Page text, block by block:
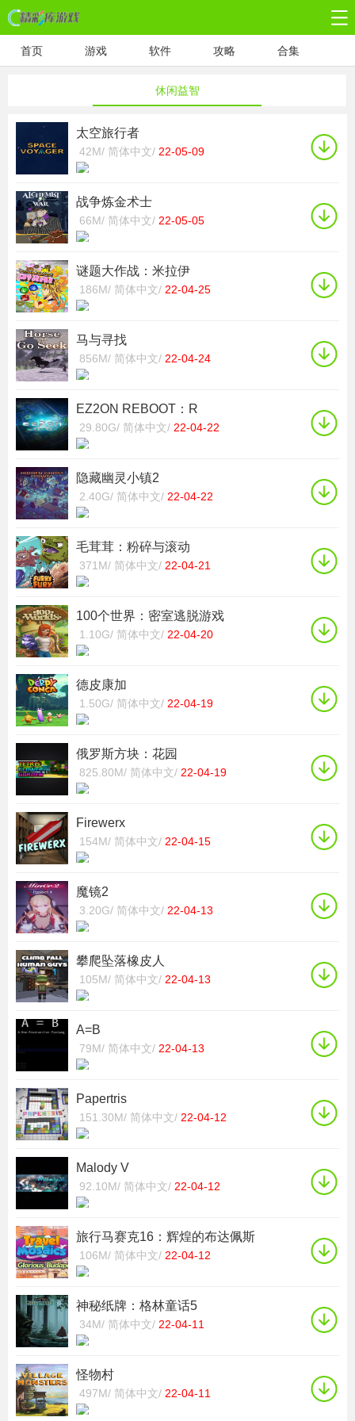
首页 游戏 软件 攻略 合集
休闲益智
太空旅行者
42M/ 简体中文/ 22-05-09
战争炼金术士
66M/ 简体中文/ 22-05-05
谜题大作战：米拉伊
186M/ 简体中文/ 22-04-25
马与寻找
856M/ 简体中文/ 22-04-24
EZ2ON REBOOT：R
29.80G/ 简体中文/ 22-04-22
隐藏幽灵小镇2
2.40G/ 简体中文/ 22-04-22
毛茸茸：粉碎与滚动
371M/ 简体中文/ 22-04-21
100个世界：密室逃脱游戏
1.10G/ 简体中文/ 22-04-20
德皮康加
1.50G/ 简体中文/ 22-04-19
俄罗斯方块：花园
825.80M/ 简体中文/ 22-04-19
Firewerx
154M/ 简体中文/ 22-04-15
魔镜2
3.20G/ 简体中文/ 22-04-13
攀爬坠落橡皮人
105M/ 简体中文/ 22-04-13
A=B
79M/ 简体中文/ 22-04-13
Papertris
151.30M/ 简体中文/ 22-04-12
Malody V
92.10M/ 简体中文/ 22-04-12
旅行马赛克16：辉煌的布达佩斯
106M/ 简体中文/ 22-04-12
神秘纸牌：格林童话5
34M/ 简体中文/ 22-04-11
怪物村
497M/ 简体中文/ 22-04-11